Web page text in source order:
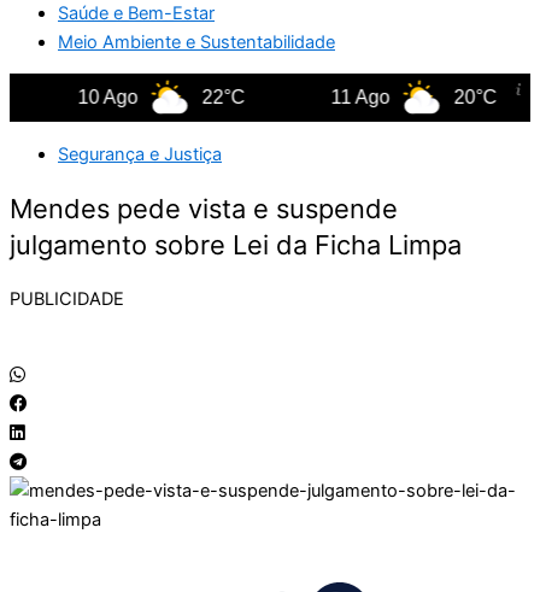
Saúde e Bem-Estar
Meio Ambiente e Sustentabilidade
10 Ago 22°C 11 Ago 20°C
Segurança e Justiça
Mendes pede vista e suspende
julgamento sobre Lei da Ficha Limpa
PUBLICIDADE